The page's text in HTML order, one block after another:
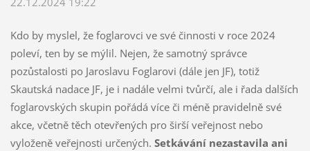
Kdo by myslel, že foglarovci ve své činnosti v roce 2024
poleví, ten by se mýlil. Nejen, že samotný správce
pozůstalosti po Jaroslavu Foglarovi (dále jen JF), totiž
Skautská nadace JF, je i nadále velmi tvůrčí, ale i řada dalších
foglarovských skupin pořádá více či méně pravidelně své
akce, včetně těch otevřených pro širší veřejnost nebo
vyloženě veřejnosti určených. Setkávání nezastavila ani